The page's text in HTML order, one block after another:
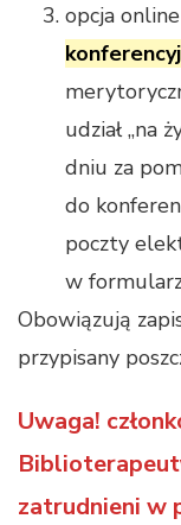
opcja
udział „na
dniu za
do
poczty
w
Obowiązują
przypisany
Uwaga!
zatrudnieni w